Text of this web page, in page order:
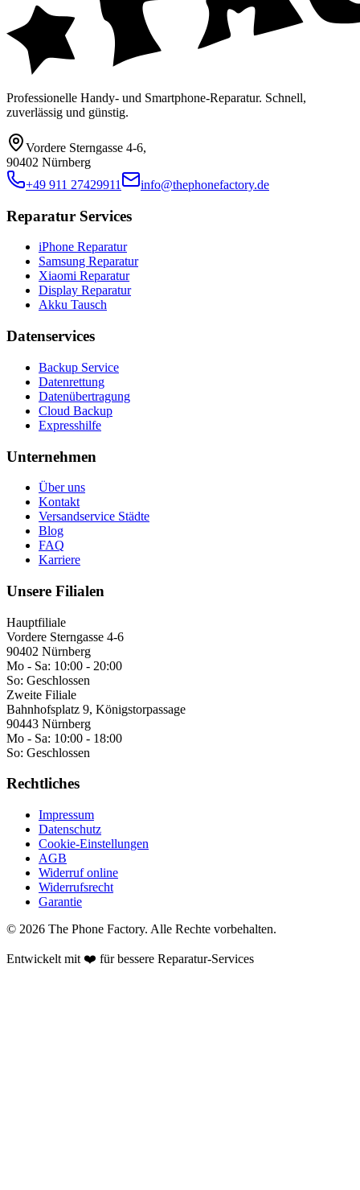
Professionelle Handy- und Smartphone-Reparatur. Schnell,
zuverlässig und günstig.
Vordere Sterngasse 4-6,
90402 Nürnberg
+49 911 27429911
info@thephonefactory.de
Reparatur Services
iPhone Reparatur
Samsung Reparatur
Xiaomi Reparatur
Display Reparatur
Akku Tausch
Datenservices
Backup Service
Datenrettung
Datenübertragung
Cloud Backup
Expresshilfe
Unternehmen
Über uns
Kontakt
Versandservice Städte
Blog
FAQ
Karriere
Unsere Filialen
Hauptfiliale
Vordere Sterngasse 4-6
90402 Nürnberg
Mo - Sa: 10:00 - 20:00
So: Geschlossen
Zweite Filiale
Bahnhofsplatz 9, Königstorpassage
90443 Nürnberg
Mo - Sa: 10:00 - 18:00
So: Geschlossen
Rechtliches
Impressum
Datenschutz
Cookie-Einstellungen
AGB
Widerruf online
Widerrufsrecht
Garantie
© 2026 The Phone Factory. Alle Rechte vorbehalten.
Entwickelt mit ❤️ für bessere Reparatur-Services